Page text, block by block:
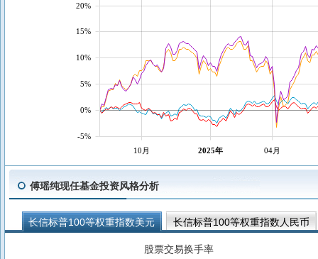
10月 2025年 04月
-5%
0%
5%
10%
15%
20%
傅瑶纯现任基金投资风格分析
长信标普100等权重指数美元 长信标普100等权重指数人民币
股票交易换手率